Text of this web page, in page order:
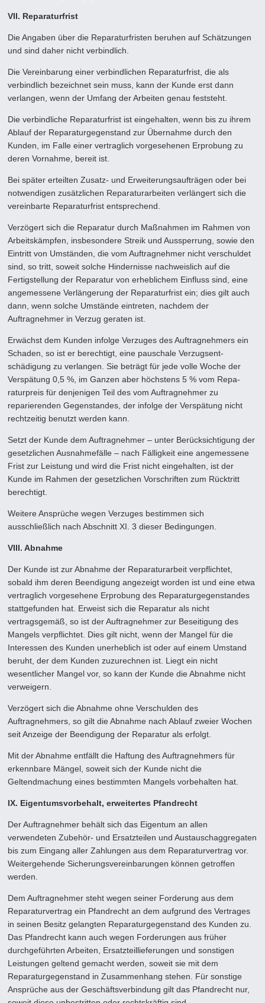
VII. Reparaturfrist
Die Angaben über die Reparaturfristen beruhen auf Schätzungen
und sind daher nicht verbindlich.
Die Vereinbarung einer verbindlichen Reparaturfrist, die als
verbindlich bezeichnet sein muss, kann der Kunde erst dann
verlangen, wenn der Umfang der Arbeiten genau feststeht.
Die verbindliche Reparaturfrist ist eingehalten, wenn bis zu ihrem
Ablauf der Reparaturgegenstand zur Übernahme durch den
Kunden, im Falle einer vertraglich vorgesehenen Erprobung zu
deren Vornahme, bereit ist.
Bei später erteilten Zusatz- und Erweiterungsaufträgen oder bei
notwendigen zusätzlichen Reparaturarbeiten verlängert sich die
vereinbarte Reparaturfrist entsprechend.
Verzögert sich die Reparatur durch Maßnahmen im Rahmen von
Arbeitskämpfen, insbesondere Streik und Aussperrung, sowie den
Eintritt von Umständen, die vom Auftragnehmer nicht verschuldet
sind, so tritt, soweit solche Hindernisse nach­weislich auf die
Fertigstellung der Reparatur von erheblichem Einfluss sind, eine
angemessene Verlängerung der Repara­turfrist ein; dies gilt auch
dann, wenn solche Umstände eintreten, nachdem der
Auftragnehmer in Verzug geraten ist.
Erwächst dem Kunden infolge Verzuges des Auftragnehmers ein
Schaden, so ist er berechtigt, eine pauschale Verzugsent­
schädigung zu verlangen. Sie beträgt für jede volle Woche der
Verspätung 0,5 %, im Ganzen aber höchstens 5 % vom Repa­
raturpreis für denjenigen Teil des vom Auftragnehmer zu
reparierenden Gegenstandes, der infolge der Verspätung nicht
rechtzeitig benutzt werden kann.
Setzt der Kunde dem Auftragnehmer – unter Berücksichtigung der
gesetzlichen Ausnahmefälle – nach Fälligkeit eine ange­messene
Frist zur Leistung und wird die Frist nicht eingehalten, ist der
Kunde im Rahmen der gesetzlichen Vorschriften zum Rücktritt
berechtigt.
Weitere Ansprüche wegen Verzuges bestimmen sich
ausschließlich nach Abschnitt XI. 3 dieser Bedingungen.
VIII. Abnahme
Der Kunde ist zur Abnahme der Reparaturarbeit verpflichtet,
sobald ihm deren Beendigung angezeigt worden ist und eine etwa
vertraglich vorgesehene Erprobung des Reparaturgegenstandes
stattgefunden hat. Erweist sich die Reparatur als nicht
vertragsgemäß, so ist der Auftragnehmer zur Beseitigung des
Mangels verpflichtet. Dies gilt nicht, wenn der Mangel für die
Interessen des Kunden unerheblich ist oder auf einem Umstand
beruht, der dem Kunden zuzurechnen ist. Liegt ein nicht
wesentlicher Mangel vor, so kann der Kunde die Abnahme nicht
verweigern.
Verzögert sich die Abnahme ohne Verschulden des
Auftragnehmers, so gilt die Abnahme nach Ablauf zweier Wochen
seit Anzeige der Beendigung der Reparatur als erfolgt.
Mit der Abnahme entfällt die Haftung des Auftragnehmers für
erkennbare Mängel, soweit sich der Kunde nicht die
Geltendmachung eines bestimmten Mangels vorbehalten hat.
IX. Eigentumsvorbehalt, erweitertes Pfandrecht
Der Auftragnehmer behält sich das Eigentum an allen
verwendeten Zubehör- und Ersatzteilen und Austauschaggregaten
bis zum Eingang aller Zahlungen aus dem Reparaturvertrag vor.
Weitergehende Sicherungsvereinbarungen können getroffen
werden.
Dem Auftragnehmer steht wegen seiner Forderung aus dem
Reparaturvertrag ein Pfandrecht an dem aufgrund des Vertra­ges
in seinen Besitz gelangten Reparaturgegenstand des Kunden zu.
Das Pfandrecht kann auch wegen Forderungen aus früher
durchgeführten Arbeiten, Ersatzteillieferungen und sonstigen
Leistungen geltend gemacht werden, soweit sie mit dem
Reparaturgegenstand in Zusammenhang stehen. Für sonstige
Ansprüche aus der Geschäftsverbindung gilt das Pfand­recht nur,